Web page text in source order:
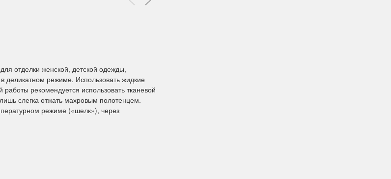
На склад приехали новинки от всеми
14 мая 2024 11:58
отделки женской, детской одежды,
деликатном режиме. Использовать жидкие
рекомендуется использовать тканевой
слегка отжать махровым полотенцем.
режиме («шелк»), через